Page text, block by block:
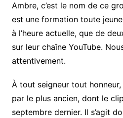
Ambre, c’est le nom de ce
est une formation toute
à l’heure actuelle, que de
sur leur chaîne YouTube.
attentivement.
À tout seigneur tout
par le plus ancien, dont le
septembre dernier. Il s’agit